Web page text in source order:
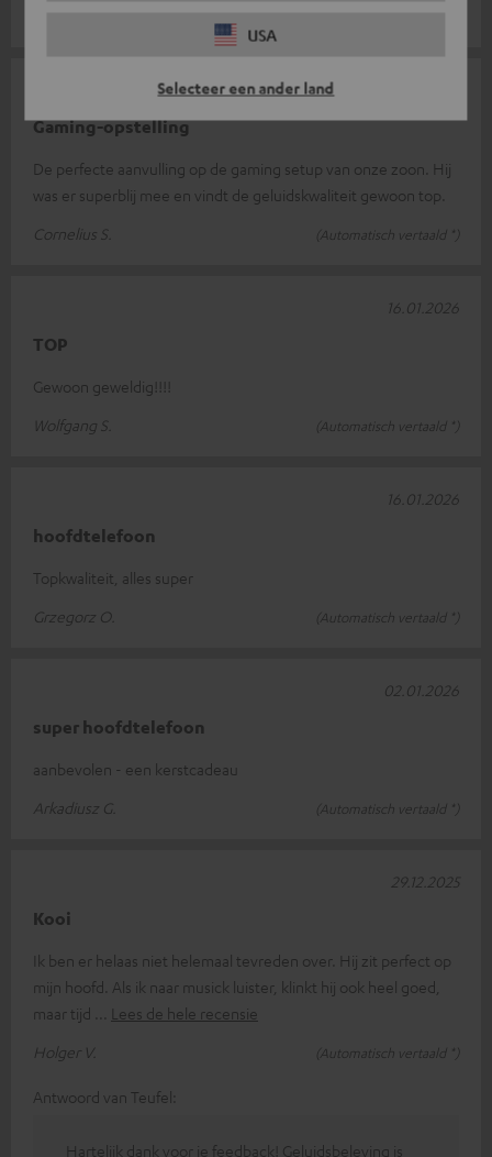
USA
Selecteer een ander land
Gaming-opstelling
De perfecte aanvulling op de gaming setup van onze zoon. Hij
was er superblij mee en vindt de geluidskwaliteit gewoon top.
Cornelius S.
(Automatisch vertaald *)
TOP
Gewoon geweldig!!!!
Wolfgang S.
(Automatisch vertaald *)
16.01.2026
hoofdtelefoon
Topkwaliteit, alles super
Grzegorz O.
(Automatisch vertaald *)
16.01.2026
super hoofdtelefoon
aanbevolen - een kerstcadeau
Arkadiusz G.
(Automatisch vertaald *)
02.01.2026
Kooi
Ik ben er helaas niet helemaal tevreden over. Hij zit perfect op
mijn hoofd. Als ik naar musick luister, klinkt hij ook heel goed,
maar tijd
Lees de hele recensie
Holger V.
(Automatisch vertaald *)
29.12.2025
Antwoord van Teufel:
Hartelijk dank voor je feedback! Geluidsbeleving is